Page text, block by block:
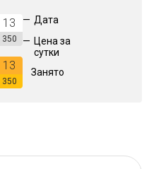
13
350
— Дата
— Цена за
сутки
13
350
Занято